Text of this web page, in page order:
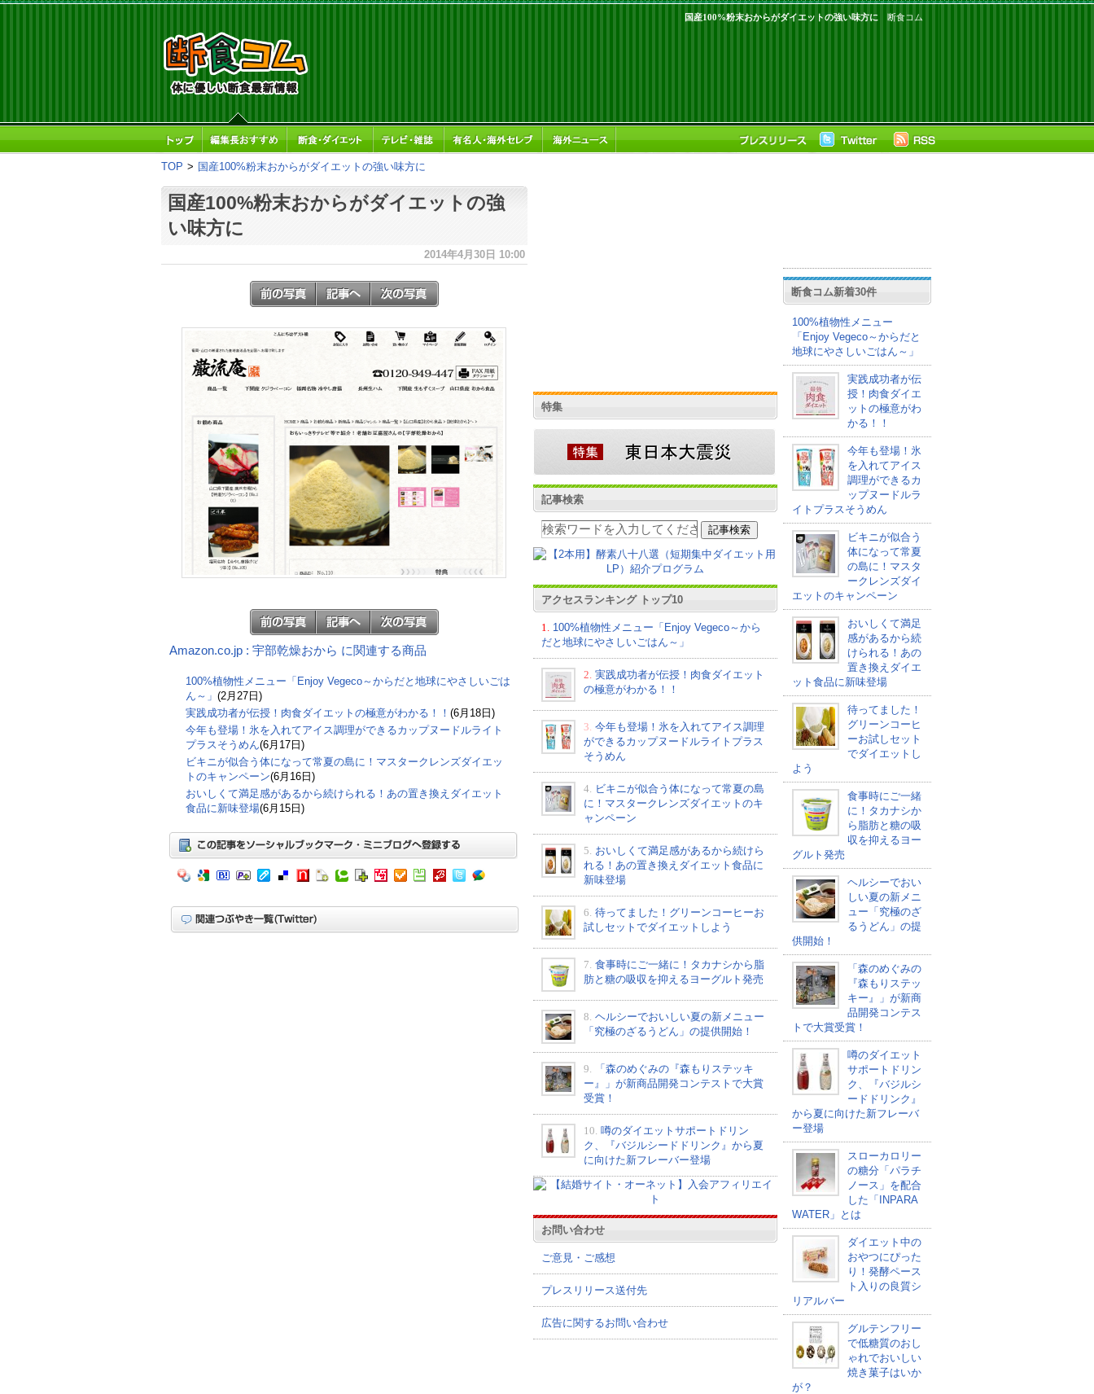
断食コム
国産100%粉末おからがダイエットの強い味方に
TOP > 国産100%粉末おからがダイエットの強い味方に
国産100%粉末おからがダイエットの強
い味方に
2014年4月30日 10:00
Amazon.co.jp : 宇部乾燥おから に関連する商品
100%植物性メニュー「Enjoy Vegeco～からだと地球にやさしいごは
ん～」 (2月27日)
実践成功者が伝授！肉食ダイエットの極意がわかる！！ (6月18日)
今年も登場！氷を入れてアイス調理ができるカップヌードルライト
プラスそうめん(6月17日)
ビキニが似合う体になって常夏の島に！マスタークレンズダイエッ
トのキャンペーン(6月16日)
おいしくて満足感があるから続けられる！あの置き換えダイエット
食品に新味登場(6月15日)
特集
記事検索
アクセスランキング トップ10
1.
100%植物性メニュー「Enjoy Vegeco～から
だと地球にやさしいごはん～」
2. 実践成功者が伝授！肉食ダイエット
の極意がわかる！！
3. 今年も登場！氷を入れてアイス調理
ができるカップヌードルライトプラス
そうめん
4.
ビキニが似合う体になって常夏の島
に！マスタークレンズダイエットのキ
ャンペーン
5. おいしくて満足感があるから続けら
れる！あの置き換えダイエット食品に
新味登場
6. 待ってました！グリーンコーヒーお
試しセットでダイエットしよう
7. 食事時にご一緒に！タカナシから脂
肪と糖の吸収を抑えるヨーグルト発売
8. ヘルシーでおいしい夏の新メニュー
「究極のざるうどん」の提供開始！
9.
「森のめぐみの『森もりステッキ
ー』」が新商品開発コンテストで大賞
受賞！
10. 噂のダイエットサポートドリン
ク、『バジルシードドリンク』から夏
に向けた新フレーバー登場
お問い合わせ
ご意見・ご感想
プレスリリース送付先
広告に関するお問い合わせ
断食コム新着30件
100%植物性メニュー
「Enjoy Vegeco～からだと
地球にやさしいごはん～」
実践成功者が伝
授！肉食ダイエ
ットの極意がわ
かる！！
今年も登場！氷
を入れてアイス
調理ができるカ
ップヌードルラ
イトプラスそうめん
ビキニが似合う
体になって常夏
の島に！マスタ
ークレンズダイ
エットのキャンペーン
おいしくて満足
感があるから続
けられる！あの
置き換えダイエ
ット食品に新味登場
待ってました！
グリーンコーヒ
ーお試しセット
でダイエットし
よう
食事時にご一緒
に！タカナシか
ら脂肪と糖の吸
収を抑えるヨー
グルト発売
ヘルシーでおい
しい夏の新メニ
ュー「究極のざ
るうどん」の提
供開始！
「森のめぐみの
『森もりステッ
キー』」が新商
品開発コンテス
トで大賞受賞！
噂のダイエット
サポートドリン
ク、『バジルシ
ードドリンク』
から夏に向けた新フレーバ
ー登場
スローカロリー
の糖分「パラチ
ノース」を配合
した「INPARA
WATER」とは
ダイエット中の
おやつにぴった
り！発酵ペース
ト入りの良質シ
リアルバー
グルテンフリー
で低糖質のおし
ゃれでおいしい
焼き菓子はいか
が？